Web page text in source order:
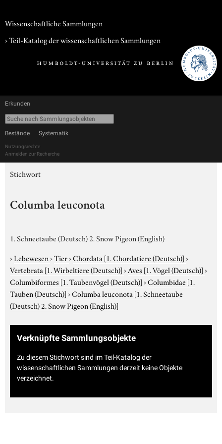
Wissenschaftliche Sammlungen
› Teil-Katalog der wissenschaftlichen Sammlungen
Erkunden
Bestände Systematik
Nutzungsrechte
Anmelden zur Recherche
Stichwort
Columba leuconota
1. Schneetaube (Deutsch) 2. Snow Pigeon (English)
›Lebewesen›Tier›Chordata [1. Chordatiere (Deutsch)]›
Vertebrata [1. Wirbeltiere (Deutsch)]›Aves [1. Vögel (Deutsch)]›
Columbiformes [1. Taubenvögel (Deutsch)]›Columbidae [1.
Tauben (Deutsch)]›Columba leuconota [1. Schneetaube
(Deutsch) 2. Snow Pigeon (English)]
Verknüpfte Sammlungsobjekte
Zu diesem Stichwort sind im Teil-Katalog der
wissenschaftlichen Sammlungen derzeit keine Objekte
verzeichnet.